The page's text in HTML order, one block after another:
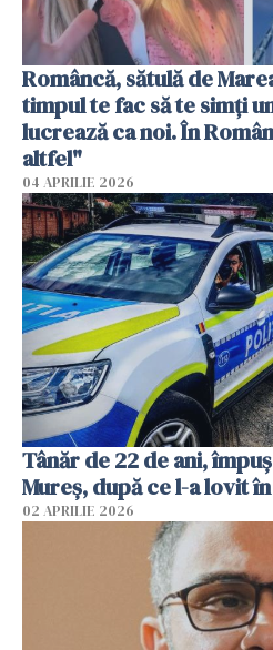
Româncă, sătulă de
timpul te fac să te simți
lucrează ca noi. În
altfel"
04 APRILIE 2026
Tânăr de 22 de ani,
Mureș, după ce l-a lovit
02 APRILIE 2026